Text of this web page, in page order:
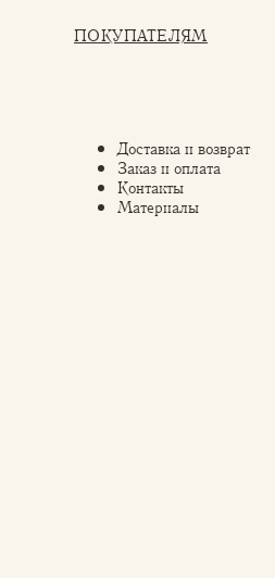
ПОКУПАТЕЛЯМ
Доставка и возврат
Заказ и оплата
Контакты
Материалы